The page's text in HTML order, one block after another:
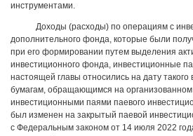
инструментами.
Доходы (расходы) по операциям с
дополнительного фонда, которые были
при его формировании путем выделения
инвестиционного фонда, инвестиционные
настоящей главы относились на дату
бумагам, обращающимся на организованном
инвестиционными паями паевого
был изменен на закрытый паевой
с Федеральным законом от 14 июля 2022